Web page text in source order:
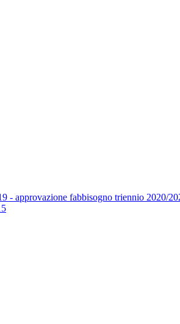
- approvazione fabbisogno triennio 2020/